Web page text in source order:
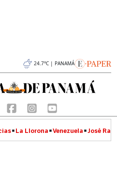
24.7°C | PANAMÁ
La Llorona Venezuela José